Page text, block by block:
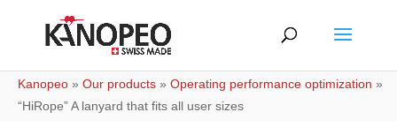
Kanopeo » Our products » Operating performance optimization »
“HiRope” A lanyard that fits all user sizes